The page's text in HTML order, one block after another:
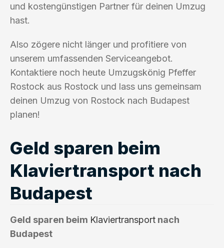
und kostengünstigen Partner für deinen Umzug
hast.
Also zögere nicht länger und profitiere von
unserem umfassenden Serviceangebot.
Kontaktiere noch heute Umzugskönig Pfeffer
Rostock aus Rostock und lass uns gemeinsam
deinen Umzug von Rostock nach Budapest
planen!
Geld sparen beim
Klaviertransport nach
Budapest
Geld sparen beim Klaviertransport nach
Budapest